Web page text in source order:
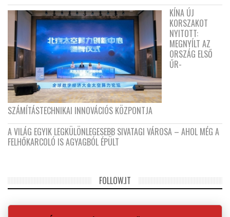
KÍNA ÚJ
KORSZAKOT
NYITOTT:
MEGNYÍLT AZ
ORSZÁG ELSŐ
ŰR-
SZÁMÍTÁSTECHNIKAI INNOVÁCIÓS KÖZPONTJA
A VILÁG EGYIK LEGKÜLÖNLEGESEBB SIVATAGI VÁROSA – AHOL MÉG A
FELHŐKARCOLÓ IS AGYAGBÓL ÉPÜLT
FOLLOW.IT